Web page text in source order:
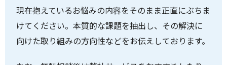
現在抱えているお悩みの内容をそのまま正直にぶちま
けてください。本質的な課題を抽出し、その解決に
向けた取り組みの方向性などをお伝えしております。